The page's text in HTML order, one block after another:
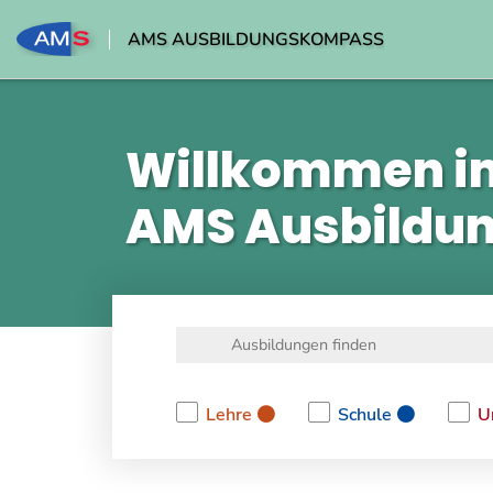
AMS AUSBILDUNGSKOMPASS
Willkommen
AMS
Lehre
Schule